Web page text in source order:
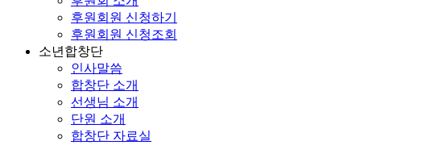
후원회원 신청하기
후원회원 신청조회
소년합창단
인사말씀
합창단 소개
선생님 소개
단원 소개
합창단 자료실